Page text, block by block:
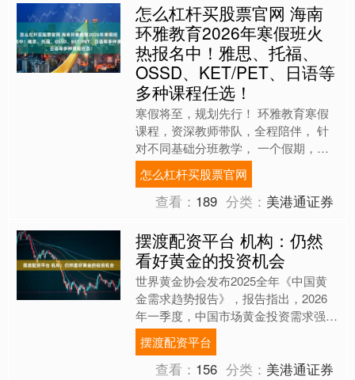
怎么杠杆买股票官网 海南
环雅教育2026年寒假班火
热报名中！雅思、托福、
OSSD、KET/PET、日语等
多种课程任选！
寒假将至，规划先行！ 环雅教育寒假
课程，资深教师带队，全程陪伴， 针
对不同基础分班教学， 一个假期，看
见自己的进步。 课程设置 多样班型，
满足不同学员 环雅教育....
怎么杠杆买股票官网
查看： 189 分类： 美港通证券
摆渡配资平台 机构：仍然
看好黄金的投资机会
世界黄金协会发布2025全年《中国黄
金需求趋势报告》，报告指出，2026
年一季度，中国市场黄金投资需求强劲
态势或将延续：春节前夕消费者的自我
犒赏类购买及赠礼需求....
摆渡配资平台
查看： 156 分类： 美港通证券